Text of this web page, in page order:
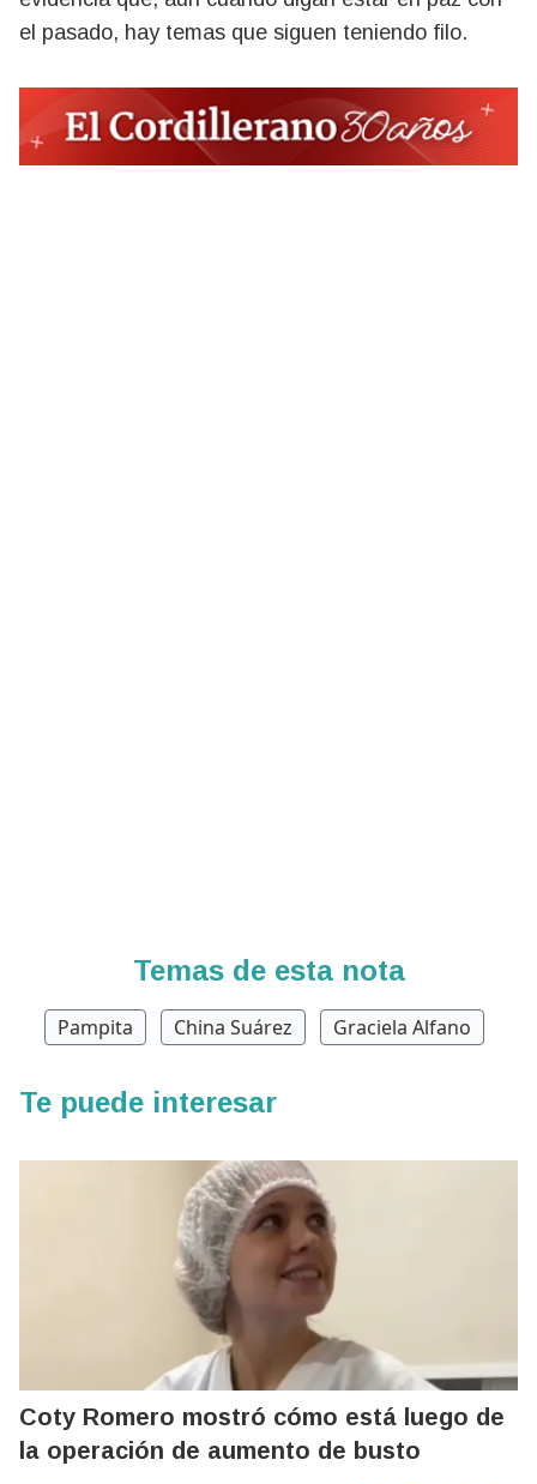
el pasado, hay temas que siguen teniendo filo.
Temas de esta nota
Pampita China Suárez Graciela Alfano
Te puede interesar
Coty Romero mostró cómo está luego de
la operación de aumento de busto